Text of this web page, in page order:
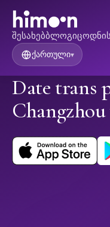
შესახებბლოგი
ქართული▾
Date trans